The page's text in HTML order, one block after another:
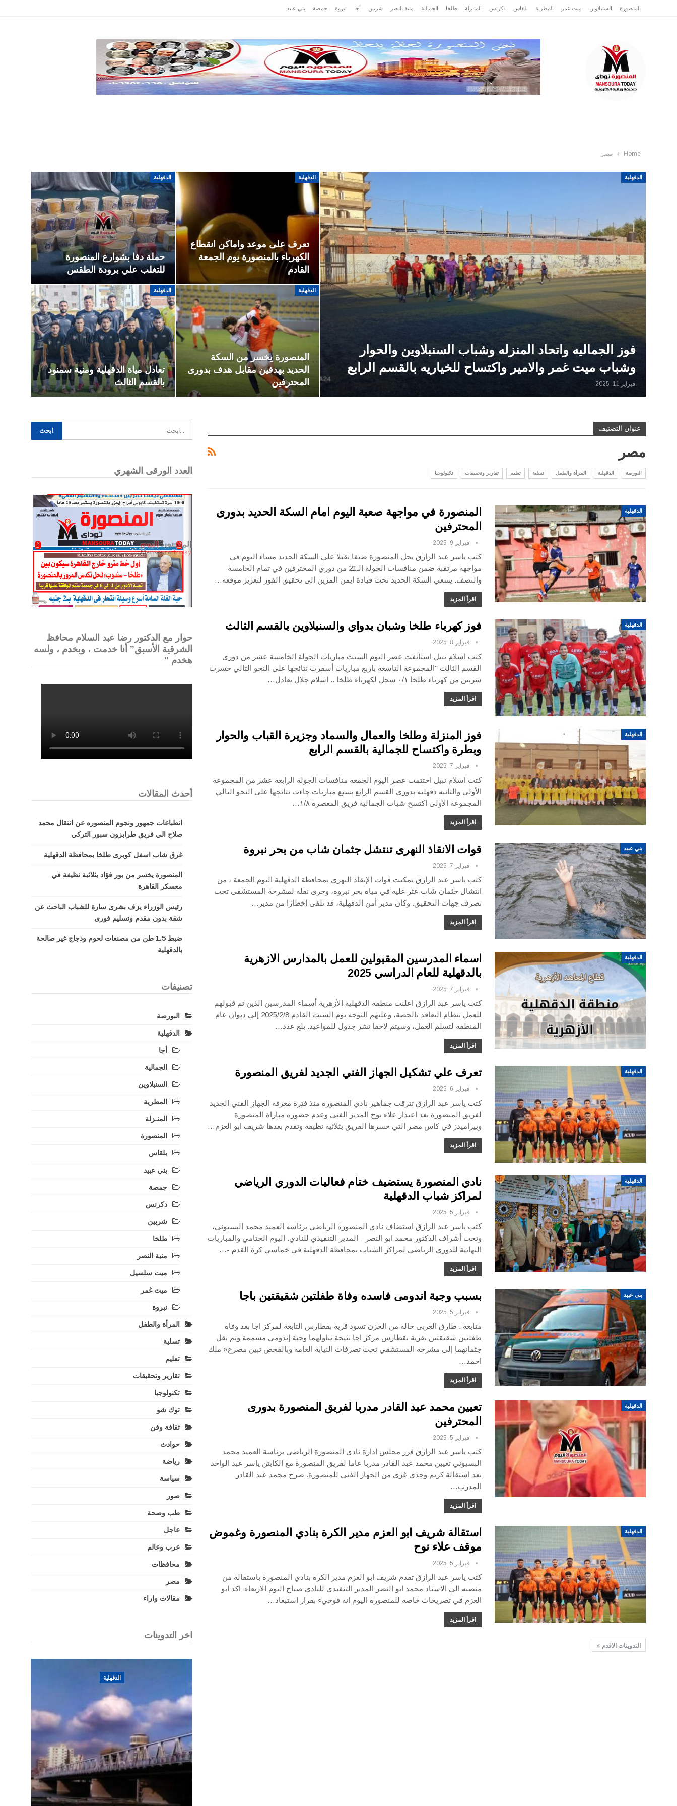
المنصورة السنبلاوين ميت غمر المطرية بلقاس دكرنس المنـزلة طلخا الجمالية منية النصر شربين أجا نبروة جمصة بني عبيد
Home مصر
الدقهلية
فوز الجماليه واتحاد المنزله وشباب السنبلاوين والحوار
وشباب ميت غمر والامير واكتساح للخياريه بالقسم الرابع
فبراير 11, 2025
الدقهلية
تعرف على موعد واماكن انقطاع
الكهرباء بالمنصورة يوم الجمعة
القادم
الدقهلية
حملة دفا بشوارع المنصورة
للتغلب علي برودة الطقس
الدقهلية
المنصورة يخسر من السكة
الحديد بهدفين مقابل هدف بدورى
المحترفين
الدقهلية
تعادل مياة الدقهلية ومنية سمنود
بالقسم الثالث
عنوان التصنيف
مصر
البورصة الدقهلية المرأة والطفل تسلية تعليم تقارير وتحقيقات تكنولوجيا
الدقهلية
المنصورة في مواجهة صعبة اليوم امام السكة الحديد بدورى
المحترفين
فبراير 9, 2025
كتب ياسر عبد الرازق يحل المنصورة ضيفا ثقيلا علي السكة الحديد مساء اليوم في
مواجهة مرتقبة ضمن منافسات الجولة الـ21 من دوري المحترفين في تمام الخامسة
والنصف. يسعي السكة الحديد تحت قيادة ايمن المزين إلى تحقيق الفوز لتعزيز موقعه…
اقرأ المزيد
الدقهلية فوز كهرباء طلخا وشبان بدواي والسنبلاوين بالقسم الثالث
فبراير 8, 2025
كتب اسلام نبيل استأنفت عصر اليوم السبت مباريات الجولة الخامسة عشر من دورى
القسم الثالث "المجموعة التاسعة باربع مباريات أسفرت نتائجها على النحو التالي خسرت
شربين من كهرباء طلخا ٠/١ سجل لكهرباء طلخا .. اسلام جلال تعادل…
اقرأ المزيد
الدقهلية
فوز المنزلة وطلخا والعمال والسماد وجزيرة القباب والحوار
وبطرة واكتساح للجمالية بالقسم الرابع
فبراير 7, 2025
كتب اسلام نبيل اختتمت عصر اليوم الجمعة منافسات الجولة الرابعه عشر من المجموعة
الأولى والثانيه دقهليه بدوري القسم الرابع بسبع مباريات جاءت نتائجها على النحو التالي
المجموعة الأولى اكتسح شباب الجمالية فريق المعصرة ١/٨…
اقرأ المزيد
بني عبيد قوات الانقاذ النهرى تنتشل جثمان شاب من بحر نبروة
فبراير 7, 2025
كتب ياسر عبد الرازق تمكنت قوات الإنقاذ النهري بمحافظة الدقهلية اليوم الجمعة ، من
انتشال جثمان شاب عثر عليه في مياه بحر نبروه، وجرى نقله لمشرحة المستشفى تحت
تصرف جهات التحقيق. وكان مدير أمن الدقهلية، قد تلقى إخطارًا من مدير…
اقرأ المزيد
الدقهلية
اسماء المدرسين المقبولين للعمل بالمدارس الازهرية
بالدقهلية للعام الدراسي 2025
فبراير 7, 2025
كتب ياسر عبد الرازق اعلنت منطقة الدقهلية الأزهرية أسماء المدرسين الذين تم قبولهم
للعمل بنظام التعاقد بالحصة، وعليهم التوجه يوم السبت القادم 2025/2/8 إلى ديوان عام
المنطقة لتسلم العمل، وسيتم لاحقا نشر جدول للمواعيد. بلغ عدد…
اقرأ المزيد
الدقهلية تعرف علي تشكيل الجهاز الفني الجديد لفريق المنصورة
فبراير 6, 2025
كتب ياسر عبد الرازق تترقب جماهير نادي المنصورة منذ فترة معرفة الجهاز الفني الجديد
لفريق المنصورة بعد اعتذار علاء نوح المدير الفني وعدم حضوره مباراة المنصورة
وبيراميدز في كاس مصر التي خسرها الفريق بثلاثية نظيفة وتقدم بعدها شريف ابو العزم…
اقرأ المزيد
الدقهلية
نادي المنصورة يستضيف ختام فعاليات الدوري الرياضي
لمراكز شباب الدقهلية
فبراير 5, 2025
كتب ياسر عبد الرازق استضاف نادي المنصورة الرياضي برئاسة العميد محمد البسيوني،
وتحت أشراف الدكتور محمد ابو النصر - المدير التنفيذي للنادي. اليوم الختامي والمباريات
النهائية للدوري الرياضي لمراكز الشباب بمحافظة الدقهلية في خماسي كرة القدم -…
اقرأ المزيد
بني عبيد بسبب وجبة اندومى فاسده وفاة طفلتين شقيقتين باجا
فبراير 5, 2025
متابعة : طارق العربى حالة من الحزن تسود قرية بقطارس التابعة لمركز اجا بعد وفاة
طفلتين شقيقتين بقرية بقطارس مركز اجا نتيجة تناولهما وجبة إندومي مسممة وتم نقل
جثمانهما إلى مشرحة المستشفي تحت تصرفات النيابة العامة وبالفحص تبين مصرع« ملك
احمد…
اقرأ المزيد
الدقهلية
تعيين محمد عبد القادر مدربا لفريق المنصورة بدورى
المحترفين
فبراير 5, 2025
كتب ياسر عبد الرازق قرر مجلس ادارة نادي المنصورة الرياضي برئاسة العميد محمد
البسيوني تعيين محمد عبد القادر مدربا عاما لفريق المنصورة مع الكابتن ياسر عبد الواحد
بعد استقالة كريم وجدي غزي من الجهاز الفني للمنصورة. صرح محمد عبد القادر
المدرب…
اقرأ المزيد
الدقهلية
استقالة شريف ابو العزم مدير الكرة بنادي المنصورة وغموض
موقف علاء نوح
فبراير 5, 2025
كتب ياسر عبد الرازق تقدم شريف ابو العزم مدير الكرة بنادي المنصورة باستقالة من
منصبه الي الاستاذ محمد ابو النصر المدير التنفيذي للنادي صباح اليوم الاربعاء. اكد ابو
العزم في تصريحات خاصه للمنصورة اليوم انه فوجيء بقرار استبعاد…
اقرأ المزيد
التدوينات الاقدم
العدد الورقى الشهري
حوار مع الدكتور رضا عبد السلام محافظ
الشرقية الأسبق” أنا خدمت ، وبخدم ، ولسه
هخدم ”
أحدث المقالات
انطباعات جمهور ونجوم المنصوره عن انتقال محمد
صلاح الي فريق طرابزون سبور التركي
غرق شاب اسفل كوبرى طلخا بمحافظة الدقهلية
المنصورة يخسر من بور فؤاد بثلاثية نظيفة في
معسكر القاهرة
رئيس الوزراء يزف بشرى سارة للشباب الباحث عن
شقة بدون مقدم وتسليم فورى
ضبط 1.5 طن من مصنعات لحوم ودجاج غير صالحة
بالدقهلية
تصنيفات
البورصة
الدقهلية
أجا
الجمالية
السنبلاوين
المطرية
المنـزلة
المنصورة
بلقاس
بني عبيد
جمصة
دكرنس
شربين
طلخا
منية النصر
ميت سلسيل
ميت غمر
نبروة
المرأة والطفل
تسلية
تعليم
تقارير وتحقيقات
تكنولوجيا
توك شو
ثقافة وفن
حوادث
رياضة
سياسة
صور
طب وصحة
عاجل
عرب وعالم
محافظات
مصر
مقالات واراء
اخر التدوينات
الدقهلية